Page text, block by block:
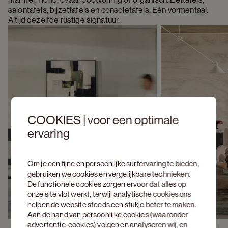
COOKIES | voor een optimale
ervaring
Om je een fijne en persoonlijke surfervaring te bieden,
gebruiken we cookies en vergelijkbare technieken.
De functionele cookies zorgen ervoor dat alles op
onze site vlot werkt, terwijl analytische cookies ons
helpen de website steeds een stukje beter te maken.
Aan de hand van persoonlijke cookies (waaronder
advertentie-cookies) volgen en analyseren wij, en
salontafels, bijzettafels en consoletafels. Eén vormentaal.
Altijd dezelfde rustige signatuur.